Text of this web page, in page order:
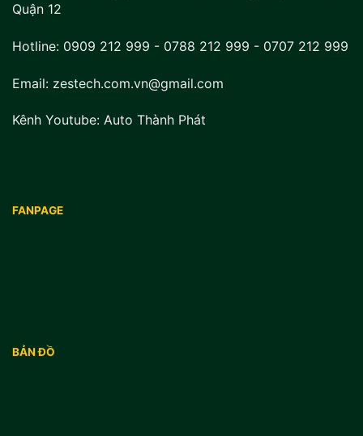
Quận 12
Hotline: 0909 212 999 - 0788 212 999 - 0707 212 999
Email: zestech.com.vn@gmail.com
Kênh Youtube: Auto Thành Phát
FANPAGE
BẢN ĐỒ